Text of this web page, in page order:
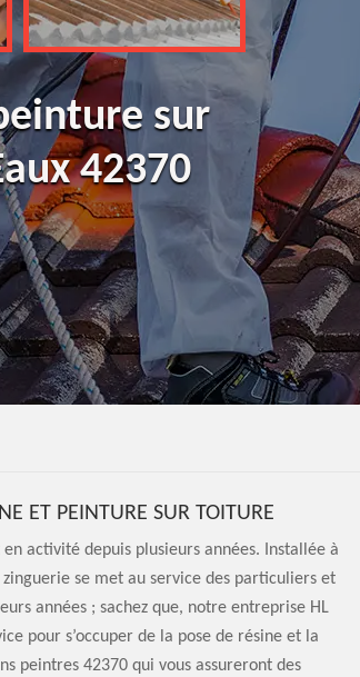
sur
42370
ET PEINTURE SUR TOITURE
activité depuis plusieurs années. Installée à
se met au service des particuliers et
années ; sachez que, notre entreprise HL
pour s’occuper de la pose de résine et la
peintres 42370 qui vous assureront des